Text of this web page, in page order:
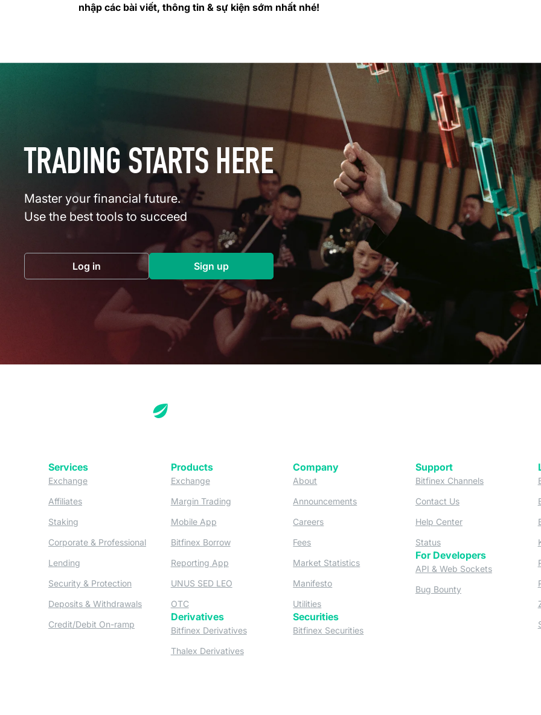
nhập các bài viết, thông tin & sự kiện sớm nhất nhé!
TRADING STARTS HERE
Master your financial future.
Use the best tools to succeed
Log in(opens in a new tab) Sign up(opens in a new tab)
Services
Exchange(opens in a new tab)
Affiliates
Staking
Corporate & Professional(opens in a new tab)
Lending
Security & Protection (opens in a new tab)
Deposits & Withdrawals (opens in a new tab)
Credit/Debit On-ramp (opens in a new tab)
Products
Exchange(opens in a new tab)
Margin Trading(opens in a new tab)
Mobile App(opens in a new tab)
Bitfinex Borrow(opens in a new tab)
Reporting App(opens in a new tab)
UNUS SED LEO(opens in a new tab)
OTC(opens in a new tab)
Derivatives
Bitfinex Derivatives(opens in a new tab)
Thalex Derivatives(opens in a new tab)
Company
About
Announcements (opens in a new tab)
Careers
Fees
Market Statistics (opens in a new tab)
Manifesto(opens in a new tab)
Utilities
Securities
Bitfinex Securities
Support
Bitfinex Channels(opens in a
Contact Us(opens in a new tab)
Help Center(opens in a new
Status(opens in a new tab)
For Developers
API & Web Sockets(opens in a
Bug Bounty(opens in a new tab)